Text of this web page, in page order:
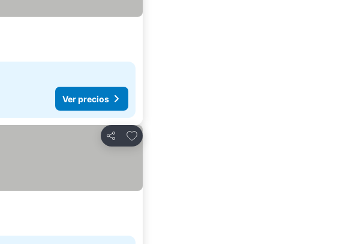
Ver precios
Compartir
Agregar a favoritos